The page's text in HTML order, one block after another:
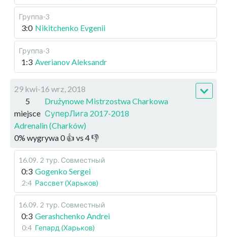
Группа-3
3:0 Nikitchenko Evgenii
Группа-3
1:3 Averianov Aleksandr
29 kwi-16 wrz, 2018
5
miejsce
Drużynowe Mistrzostwa Charkowa
СуперЛига 2017-2018
Adrenalin (Charków)
0% wygrywa0👍 vs 4👎
16.09. 2 тур. Совместный
0:3 Gogenko Sergei
2:4 Рассвет (Харьков)
16.09. 2 тур. Совместный
0:3 Gerashchenko Andrei
0:4 Гепард (Харьков)